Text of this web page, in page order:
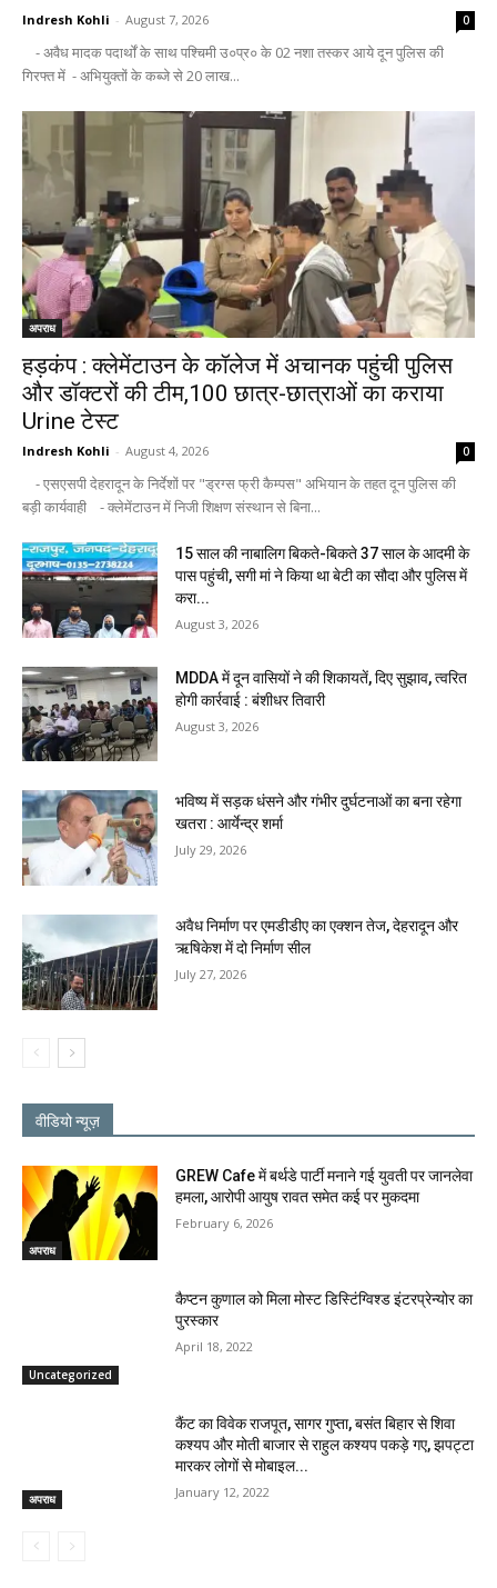
Indresh Kohli - August 7, 2026 0
- अवैध मादक पदार्थों के साथ पश्चिमी उ०प्र० के 02 नशा तस्कर आये दून पुलिस की
गिरफ्त में - अभियुक्तों के कब्जे से 20 लाख...
अपराध
हड़कंप : क्लेमेंटाउन के कॉलेज में अचानक पहुंची पुलिस
और डॉक्टरों की टीम,100 छात्र-छात्राओं का कराया
Urine टेस्ट
Indresh Kohli - August 4, 2026 0
- एसएसपी देहरादून के निर्देशों पर "ड्रग्स फ्री कैम्पस" अभियान के तहत दून पुलिस की
बड़ी कार्यवाही - क्लेमेंटाउन में निजी शिक्षण संस्थान से बिना...
15 साल की नाबालिग बिकते-बिकते 37 साल के आदमी के
पास पहुंची, सगी मां ने किया था बेटी का सौदा और पुलिस में
करा...
August 3, 2026
MDDA में दून वासियों ने की शिकायतें, दिए सुझाव, त्वरित
होगी कार्रवाई : बंशीधर तिवारी
August 3, 2026
भविष्य में सड़क धंसने और गंभीर दुर्घटनाओं का बना रहेगा
खतरा : आर्येन्द्र शर्मा
July 29, 2026
अवैध निर्माण पर एमडीडीए का एक्शन तेज, देहरादून और
ऋषिकेश में दो निर्माण सील
July 27, 2026
वीडियो न्यूज़
अपराध
GREW Cafe में बर्थडे पार्टी मनाने गई युवती पर जानलेवा
हमला, आरोपी आयुष रावत समेत कई पर मुकदमा
February 6, 2026
Uncategorized
कैप्टन कुणाल को मिला मोस्ट डिस्टिंग्विश्ड इंटरप्रेन्योर का
पुरस्कार
April 18, 2022
अपराध
कैंट का विवेक राजपूत, सागर गुप्ता, बसंत बिहार से शिवा
कश्यप और मोती बाजार से राहुल कश्यप पकड़े गए, झपट्टा
मारकर लोगों से मोबाइल...
January 12, 2022